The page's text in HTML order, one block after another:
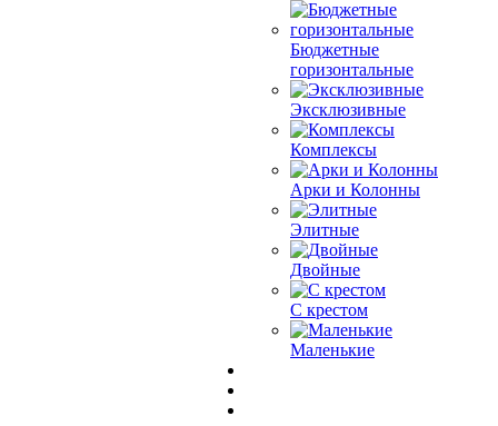
Бюджетные
горизонтальные
Эксклюзивные
Комплексы
Арки и Колонны
Элитные
Двойные
С крестом
Маленькие